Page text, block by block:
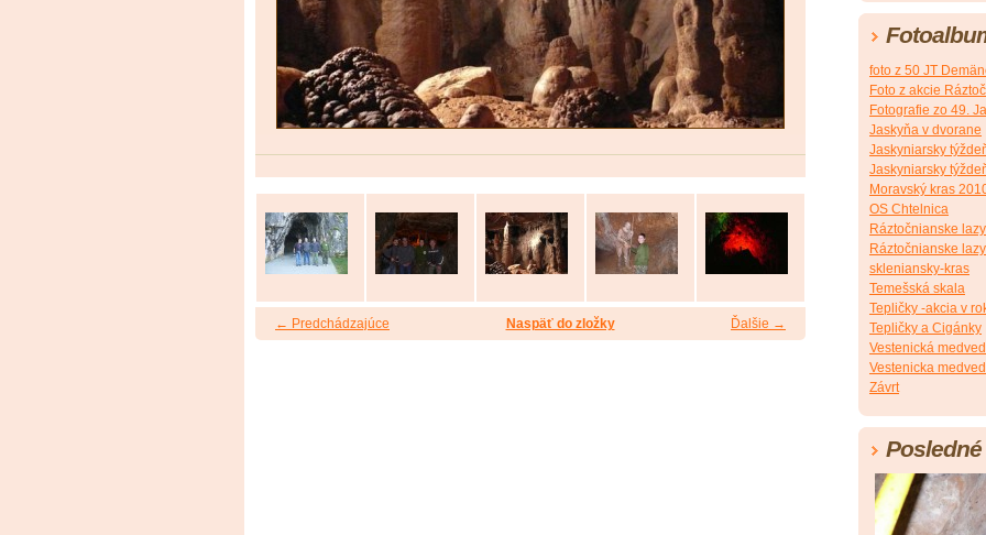
← Predchádzajúce Ďalšie →
Naspäť do zložky
foto z 50 JT
Foto z akcie
Fotografie zo 49.
Jaskyňa v dvorane
Jaskyniarsky
Jaskyniarsky
Moravský kras
OS Chtelnica
Ráztočnianske lazy
Ráztočnianske
skleniansky-kras
Temešská skala
Tepličky -akcia v
Tepličky a Cigánky
Vestenická
Vestenicka
Závrt